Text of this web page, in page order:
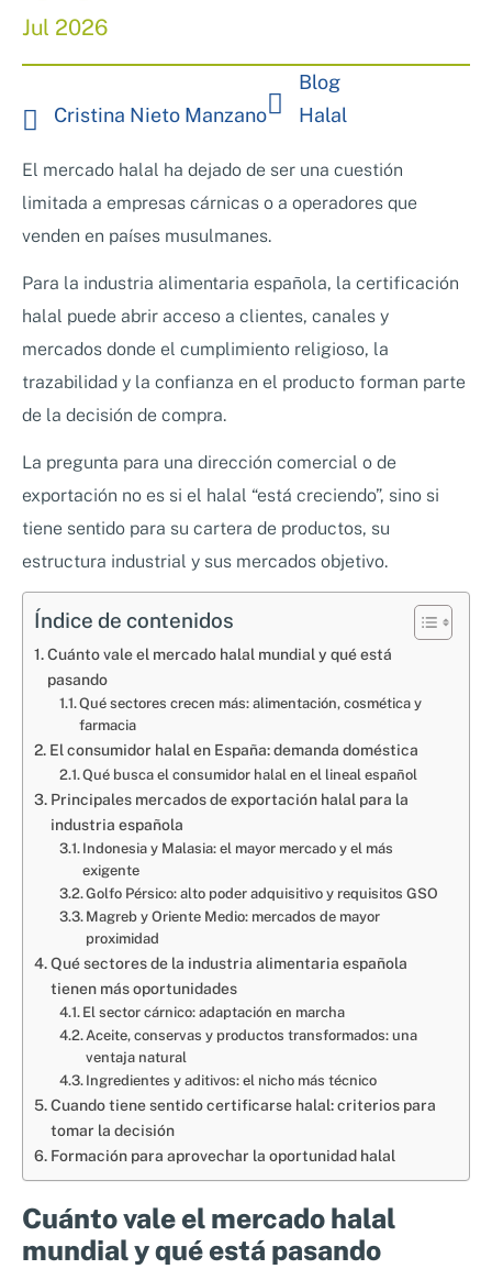
Sistemas de exportación SAE
Asesoramiento en Normativa Internacional
Consultoría Seguridad Alimentaria
Nosotros
Clientes
Jul 2026
Cristina Nieto Manzano
Blog
Halal
El mercado halal ha dejado de ser una cuestión
limitada a empresas cárnicas o a operadores que
venden en países musulmanes.
Para la industria alimentaria española, la certificación
halal puede abrir acceso a clientes, canales y
mercados donde el cumplimiento religioso, la
trazabilidad y la confianza en el producto forman parte
de la decisión de compra.
La pregunta para una dirección comercial o de
exportación no es si el halal “está creciendo”, sino si
tiene sentido para su cartera de productos, su
estructura industrial y sus mercados objetivo.
Índice de contenidos
Cuánto vale el mercado halal mundial y qué está
pasando
Qué sectores crecen más: alimentación, cosmética y
farmacia
El consumidor halal en España: demanda doméstica
Qué busca el consumidor halal en el lineal español
Principales mercados de exportación halal para la
industria española
Indonesia y Malasia: el mayor mercado y el más
exigente
Golfo Pérsico: alto poder adquisitivo y requisitos GSO
Magreb y Oriente Medio: mercados de mayor
proximidad
Qué sectores de la industria alimentaria española
tienen más oportunidades
El sector cárnico: adaptación en marcha
Aceite, conservas y productos transformados: una
ventaja natural
Ingredientes y aditivos: el nicho más técnico
Cuando tiene sentido certificarse halal: criterios para
tomar la decisión
Formación para aprovechar la oportunidad halal
Cuánto vale el mercado halal
mundial y qué está pasando